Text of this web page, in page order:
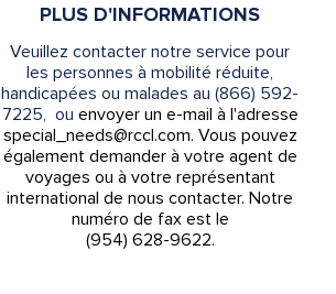
PLUS D'INFORMATIONS
Veuillez contacter notre service pour
les personnes à mobilité réduite,
handicapées ou malades au (866) 592-
7225, ou envoyer un e-mail à l'adresse
special_needs@rccl.com. Vous pouvez
également demander à votre agent de
voyages ou à votre représentant
international de nous contacter. Notre
numéro de fax est le
(954) 628-9622.